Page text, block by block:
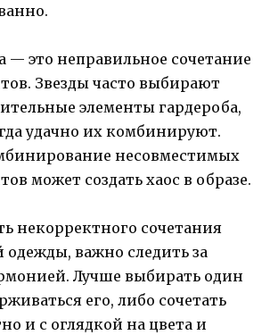
— это неправильное сочетание
Звезды часто выбирают
элементы гардероба,
удачно их комбинируют.
несовместимых
может создать хаос в образе.
некорректного сочетания
одежды, важно следить за
Лучше выбирать один
его, либо сочетать
и с оглядкой на цвета и